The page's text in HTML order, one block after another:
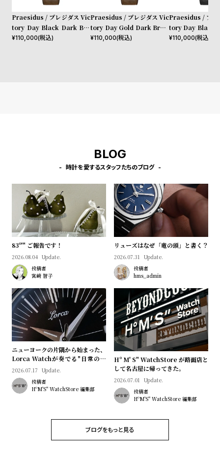
ド
時
計
刻
印
Praesidus / プレジダス Vic
tory Day Black Dark Bro
wn Leather
¥110,000(税込)
Praesidus / プレジダス Vic
tory Day Gold Dark Brow
n Leather
¥110,000(税込)
Praesidus / プレ
tory Day Black
ther
¥110,000(税込)
BLOG
時計を愛するスタッフたちのブログ
83º'" ご報告です！
2026.08.04 Update.
投稿者
宮﨑 智子
リューズはなぜ「竜の頭」と書く？
2026.07.31 Update.
投稿者
hms_admin
ニューヨークの片隅から始まった、
Lorca Watchが奏でる"日常のロ
マン"｜Brand Picks #08
2026.07.17 Update.
投稿者
HºM'S" WatchStore 編集部
Hº M' S" WatchStore が路面店と
して名古屋に帰ってきた。
2026.07.01 Update.
投稿者
HºM'S" WatchStore 編集部
ブログをもっと見る